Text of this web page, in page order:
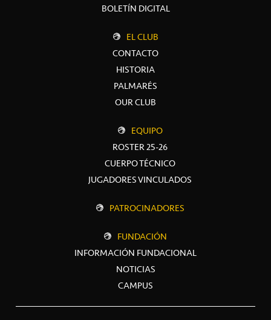
BOLETÍN DIGITAL
EL CLUB
CONTACTO
HISTORIA
PALMARÉS
OUR CLUB
EQUIPO
ROSTER 25-26
CUERPO TÉCNICO
JUGADORES VINCULADOS
PATROCINADORES
FUNDACIÓN
INFORMACIÓN FUNDACIONAL
NOTICIAS
CAMPUS